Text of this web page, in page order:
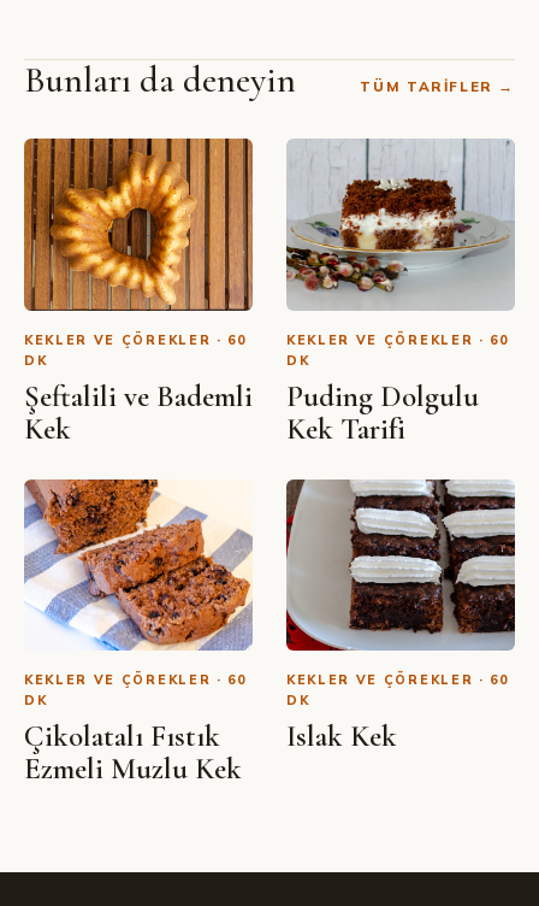
SIBEL YALÇIN · YOUTUBE
Elmalı Karamel Soslu Kek Tarifi
Bunları da deneyin TÜM TARIFLER →
KEKLER VE ÇÖREKLER · 60
DK
Şeftalili ve Bademli
Kek
KEKLER VE ÇÖREKLER · 60
DK
Puding Dolgulu
Kek Tarifi
KEKLER VE ÇÖREKLER · 60
DK
Çikolatalı Fıstık
Ezmeli Muzlu Kek
KEKLER VE ÇÖREKLER · 60
DK
Islak Kek